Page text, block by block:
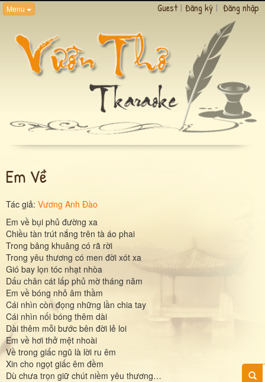
Menu Guest | Đăng ký | Đăng nhập
Em Về
Tác giả: Vương Anh Đào
Em về bụi phủ đường xa
Chiều tàn trút nắng trên tà áo phai
Trong bâng khuâng có rã rời
Trong yêu thương có men đời xót xa
Gió bay lọn tóc nhạt nhòa
Dấu chân cát lấp phủ mờ tháng năm
Em về bóng nhỏ âm thầm
Cái nhìn còn đọng những lần chia tay
Cái nhìn nối bóng thêm dài
Dài thêm mỗi bước bên đời lẻ loi
Em về hơi thở mệt nhoài
Về trong giấc ngũ là lời ru êm
Xin cho ngọt giấc êm đềm
Dù chưa trọn giữ chút niềm yêu thương…